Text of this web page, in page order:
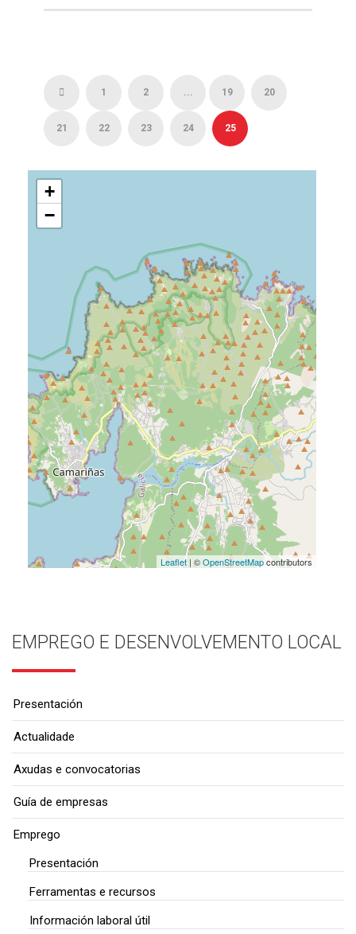
1 2 ... 19 20
21 22 23 24 25
+
−
Leaflet| ©OpenStreetMapcontributors
EMPREGO E DESENVOLVEMENTO LOCAL
Presentación
Actualidade
Axudas e convocatorias
Guía de empresas
Emprego
Presentación
Ferramentas e recursos
Información laboral útil